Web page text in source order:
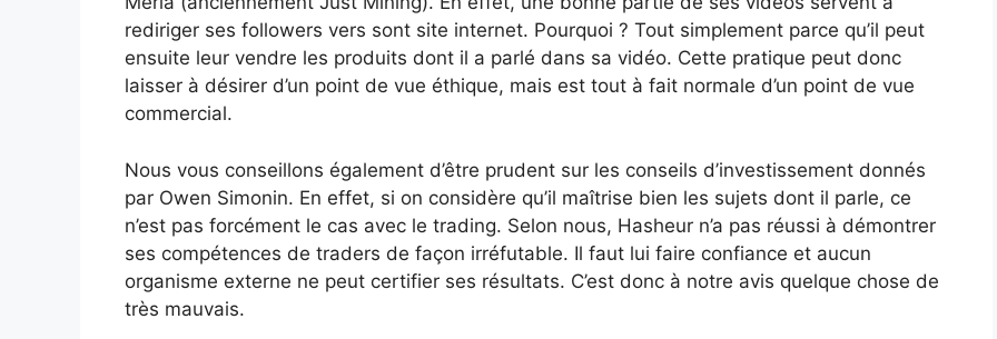
rediriger ses followers vers sont site internet. Pourquoi ? Tout simplement parce qu’il peut
ensuite leur vendre les produits dont il a parlé dans sa vidéo. Cette pratique peut donc
laisser à désirer d’un point de vue éthique, mais est tout à fait normale d’un point de vue
commercial.
Nous vous conseillons également d’être prudent sur les conseils d’investissement donnés
par Owen Simonin. En effet, si on considère qu’il maîtrise bien les sujets dont il parle, ce
n’est pas forcément le cas avec le trading. Selon nous, Hasheur n’a pas réussi à démontrer
ses compétences de traders de façon irréfutable. Il faut lui faire confiance et aucun
organisme externe ne peut certifier ses résultats. C’est donc à notre avis quelque chose de
très mauvais.